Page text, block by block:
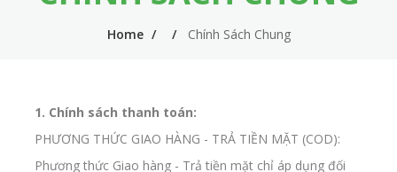
u
n
n
v
i
Home Chính Sách Chung
1. Chính sách thanh toán:
PHƯƠNG THỨC GIAO HÀNG - TRẢ TIỀN MẶT (COD):
Phương thức Giao hàng - Trả tiền mặt chỉ áp dụng đối